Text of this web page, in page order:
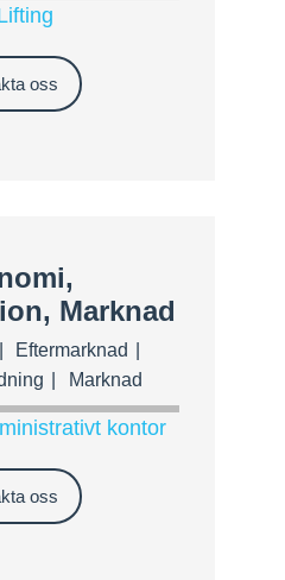
oss
Marknad
Eftermarknad
Marknad
kontor
oss